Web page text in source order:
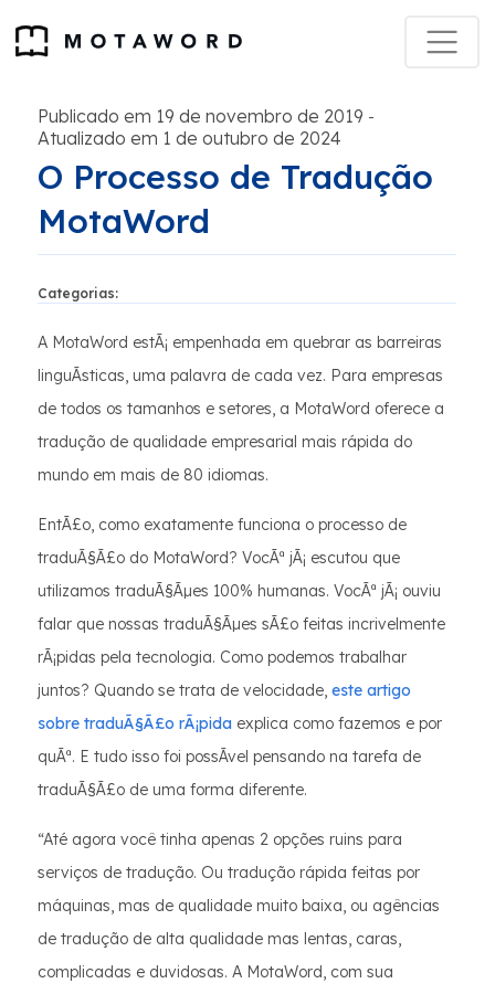
Publicado em 19 de novembro de 2019 -
Atualizado em 1 de outubro de 2024
O Processo de Tradução
MotaWord
Categorias:
A MotaWord estÃ¡ empenhada em quebrar as barreiras
linguÃ­sticas, uma palavra de cada vez. Para empresas
de todos os tamanhos e setores, a MotaWord oferece a
tradução de qualidade empresarial mais rápida do
mundo em mais de 80 idiomas.
EntÃ£o, como exatamente funciona o processo de
traduÃ§Ã£o do MotaWord? VocÃª jÃ¡ escutou que
utilizamos traduÃ§Ãµes 100% humanas. VocÃª jÃ¡ ouviu
falar que nossas traduÃ§Ãµes sÃ£o feitas incrivelmente
rÃ¡pidas pela tecnologia. Como podemos trabalhar
juntos? Quando se trata de velocidade, este artigo
sobre traduÃ§Ã£o rÃ¡pida explica como fazemos e por
quÃª. E tudo isso foi possÃ­vel pensando na tarefa de
traduÃ§Ã£o de uma forma diferente.
“Até agora você tinha apenas 2 opções ruins para
serviços de tradução. Ou tradução rápida feitas por
máquinas, mas de qualidade muito baixa, ou agências
de tradução de alta qualidade mas lentas, caras,
complicadas e duvidosas. A MotaWord, com sua